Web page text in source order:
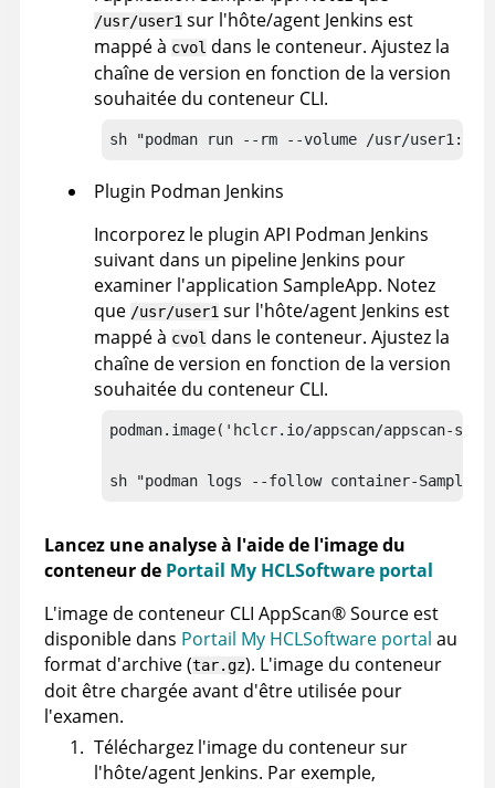
/usr/user1 sur l'hôte/agent Jenkins est
mappé à cvol dans le conteneur. Ajustez la
chaîne de version en fonction de la version
souhaitée du conteneur CLI.
sh "podman run --rm --volume /usr/
Plugin Podman Jenkins
Incorporez le plugin API Podman Jenkins
suivant dans un pipeline Jenkins pour
examiner l'application SampleApp. Notez
que /usr/user1 sur l'hôte/agent Jenkins est
mappé à cvol dans le conteneur. Ajustez la
chaîne de version en fonction de la version
souhaitée du conteneur CLI.
podman.image('hclcr.io/appscan/appscan-
sh "podman logs --follow container-
Lancez une analyse à l'aide de l'image du
conteneur de Portail My HCLSoftware portal
L'image de conteneur CLI AppScan®Source est
disponible dans Portail My HCLSoftware portal au
format d'archive (tar.gz). L'image du conteneur
doit être chargée avant d'être utilisée pour
l'examen.
Téléchargez l'image du conteneur sur
l'hôte/agent Jenkins. Par exemple,